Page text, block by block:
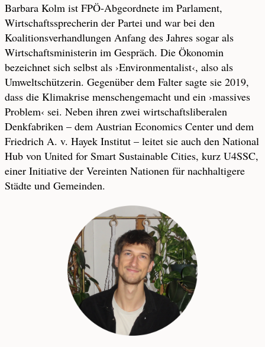
Barbara Kolm ist FPÖ-Abgeordnete im Parlament,
Wirtschaftssprecherin der Partei und war bei den
Koalitionsverhandlungen Anfang des Jahres sogar als
Wirtschaftsministerin im Gespräch. Die Ökonomin
bezeichnet sich selbst als ›Environmentalist‹, also als
Umweltschützerin. Gegenüber dem Falter sagte sie 2019,
dass die Klimakrise menschengemacht und ein ›massives
Problem‹ sei. Neben ihren zwei wirtschaftsliberalen
Denkfabriken – dem Austrian Economics Center und dem
Friedrich A. v. Hayek Institut – leitet sie auch den National
Hub von United for Smart Sustainable Cities, kurz U4SSC,
einer Initiative der Vereinten Nationen für nachhaltigere
Städte und Gemeinden.